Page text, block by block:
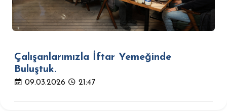
Çalışanlarımızla İftar Yemeğinde
Buluştuk.
09.03.2026 21:47